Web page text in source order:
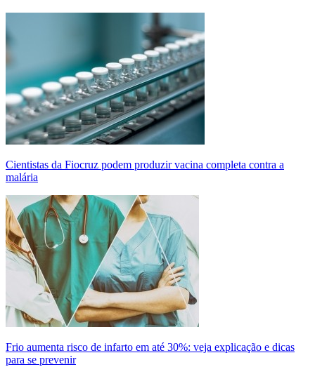
Cientistas da Fiocruz podem produzir vacina completa contra a
malária
Frio aumenta risco de infarto em até 30%: veja explicação e dicas
para se prevenir